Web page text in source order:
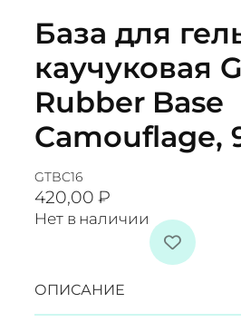
База для
каучуковая
Rubber Base
Camouflage,
GTBC16
420,00₽
Нет в наличии
ОПИСАНИЕ